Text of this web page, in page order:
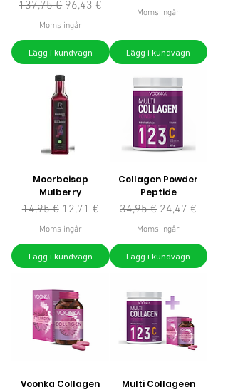
Ordinarie pris
137,75 € Reapris
96,43 €
Moms ingår
Lägg i kundvagn
Moms ingår
Lägg i kundvagn
Moerbeisap
Mulberry
Ordinarie pris
14,95 € Reapris
12,71 €
Moms ingår
Lägg i kundvagn
Collagen Powder
Peptide
Ordinarie pris
34,95 € Reapris
24,47 €
Moms ingår
Lägg i kundvagn
Voonka Collagen
Multi Collageen